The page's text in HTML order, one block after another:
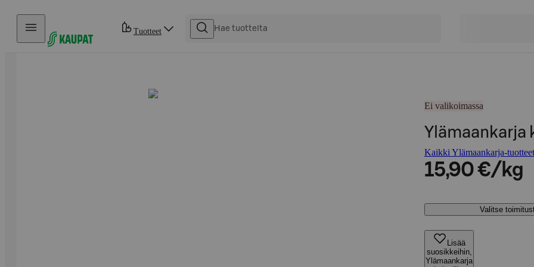
Hyppää sisältöön
Tuotteet
Ei valikoimassa
Ylämaankarja
Kaikki Ylämaankarja-tuotteet
15,90 €/kg
Valitse
Lisää
suosikkeihin,
Ylämaankarja